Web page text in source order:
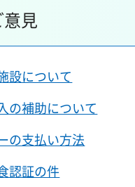
見
設について
の補助について
の支払い方法
認証の件